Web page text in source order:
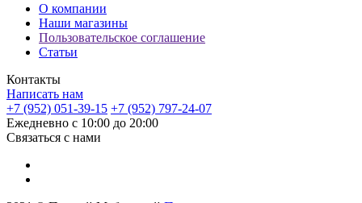
О компании
Наши магазины
Пользовательское соглашение
Статьи
Контакты
Написать нам
+7 (952) 051-39-15 +7 (952) 797-24-07
Ежедневно с 10:00 до 20:00
Связаться с нами